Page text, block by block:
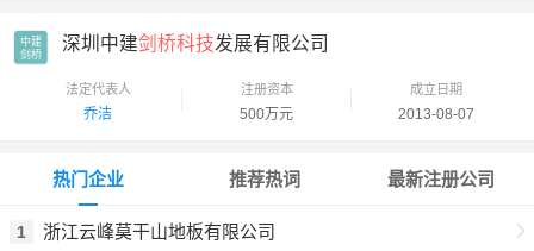
中建
剑桥
深圳中建剑桥科技发展有限公司
法定代表人
乔洁
注册资本
500万元
成立日期
2013-08-07
热门企业
1 浙江云峰莫干山地板有限公司
推荐热词 最新注册公司